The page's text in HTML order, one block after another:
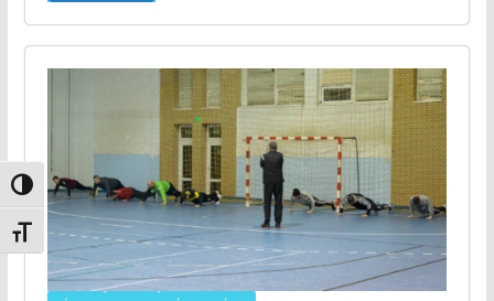
Nagy kontraszt váltása
Betűméret váltása